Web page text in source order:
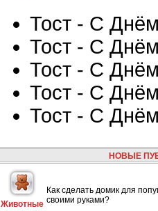
Тост - С
Тост - С
Тост - С
Тост - С
Тост - С
НОВЫЕ
Животные
Как сделать домик для
своими руками?